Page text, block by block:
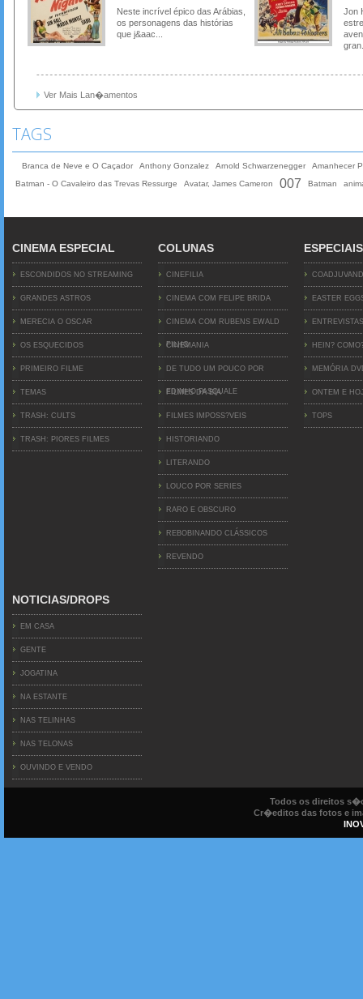
Neste incrível épico das Arábias,
os personagens das histórias
que j&aac...
Jon
Ver Mais Lan�amentos
TAGS
Branca de Neve e O Caçador Anthony Gonzalez Arnold Schwarzenegger
Amanhecer
Batman - O Cavaleiro das Trevas Ressurge
Avatar, James Cameron 007 Batman
CINEMA ESPECIAL
ESCONDIDOS NO STREAMING
GRANDES ASTROS
MERECIA O OSCAR
OS ESQUECIDOS
PRIMEIRO FILME
TEMAS
TRASH: CULTS
TRASH: PIORES FILMES
COLUNAS
CINEFILIA
CINEMA COM FELIPE BRIDA
CINEMA COM RUBENS EWALD
FILHO
CINEMANIA
DE TUDO UM POUCO POR
EDINHO PASQUALE
FILMES DA BIA
FILMES IMPOSS?VEIS
HISTORIANDO
LITERANDO
LOUCO POR SERIES
RARO E OBSCURO
REBOBINANDO CLÁSSICOS
REVENDO
ESPECIAIS
EASTER
ENTREVISTAS
HEIN?
MEMÓRIA
ONTEM E
TOPS
NOTICIAS/DROPS
EM CASA
GENTE
JOGATINA
NA ESTANTE
NAS TELINHAS
NAS TELONAS
OUVINDO E VENDO
Todos os direitos
Cr�editos das fotos e